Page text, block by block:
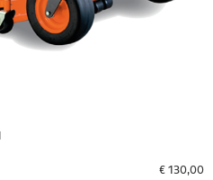
€ 130,00